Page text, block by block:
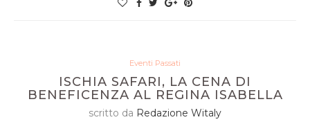
Eventi Passati
ISCHIA SAFARI, LA CENA DI
BENEFICENZA AL REGINA ISABELLA
scritto da Redazione Witaly